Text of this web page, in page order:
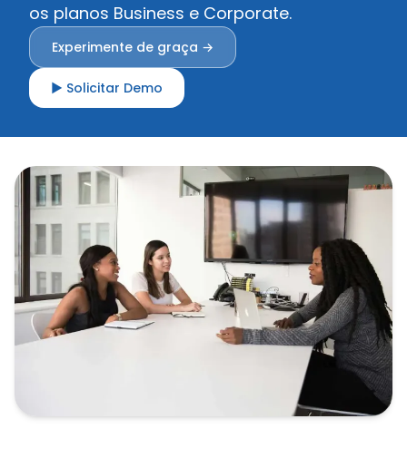
os planos Business e Corporate.
Experimente de graça →
▶ Solicitar Demo